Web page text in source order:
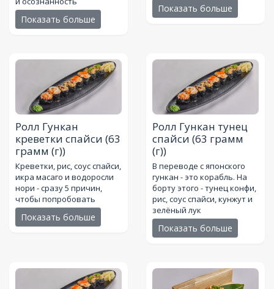
Показать больше
Показать больше
Ролл Гункан
креветки спайси (63
грамм (г))
Креветки, рис, соус спайси,
икра масаго и водоросли
нори - сразу 5 причин,
чтобы попробовать
Показать больше
Ролл Гункан тунец
спайси (63 грамм
(г))
В переводе с японского
гункан - это корабль. На
борту этого - тунец конфи,
рис, соус спайси, кунжут и
зелёный лук
Показать больше